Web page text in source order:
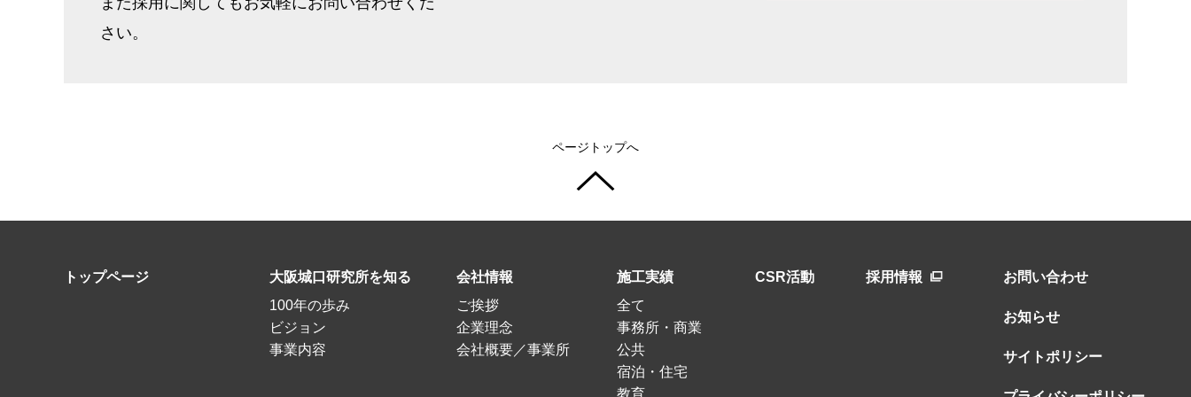
さい。
ページトップへ
トップページ
大阪城口研究所を知る
100年の歩み
ビジョン
事業内容
会社情報
ご挨拶
企業理念
会社概要／事業所
施工実績
全て
事務所・商業
公共
宿泊・住宅
教育
CSR活動 採用情報 お問い合わせ
お知らせ
サイトポリシー